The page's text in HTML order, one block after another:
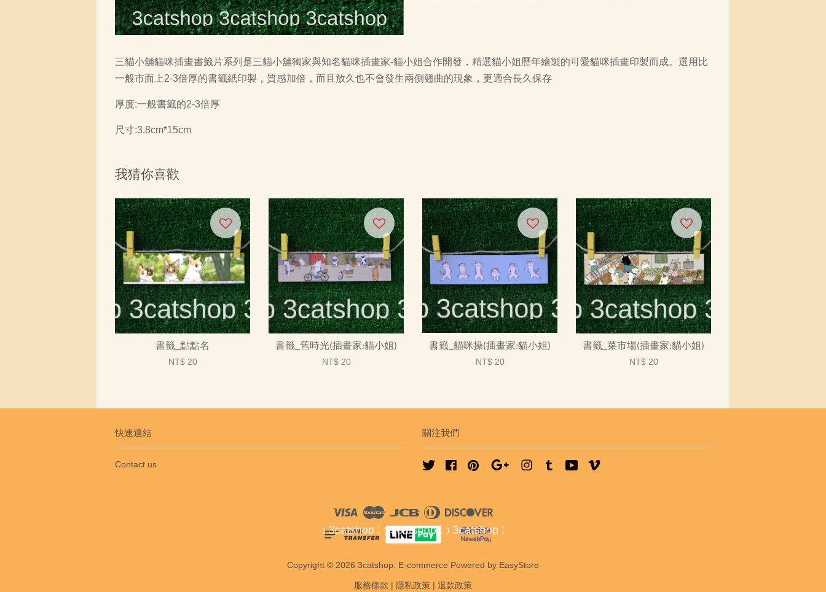
三貓小舖貓咪插畫書籤片系列是三貓小舖獨家與知名貓咪插畫家-貓小姐合作開發，精選貓小姐歷年繪製的可愛貓咪插畫印製而成。選用比
一般市面上2-3倍厚的書籤紙印製，質感加倍，而且放久也不會發生兩側翹曲的現象，更適合長久保存
厚度:一般書籤的2-3倍厚
尺寸:3.8cm*15cm
我猜你喜歡
書籤_點點名
NT$ 20
書籤_舊時光(插畫家:貓小姐)
NT$ 20
書籤_貓咪操(插畫家:貓小姐)
NT$ 20
書籤_菜市場(插畫家:貓小姐)
NT$ 20
快速連結
Contact us
關注我們
Twitter FacebookPinterest Google Instagram
Tumblr YouTube
Visa Master JCB
Diners
Club
Copyright © 2026 3catshop. E-commerce Powered by EasyStore
服務條款 | 隱私政策 | 退款政策